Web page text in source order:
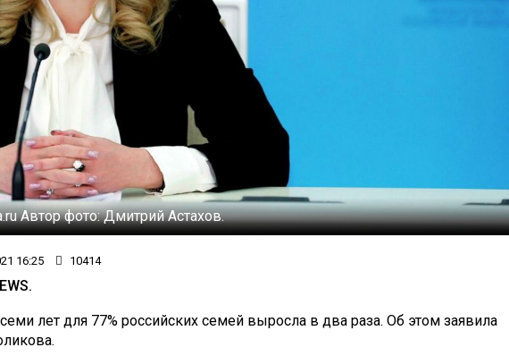
Автор фото:Дмитрий Астахов.
16:25 10414
лет для 77% российских семей выросла в два раза. Об этом заявила